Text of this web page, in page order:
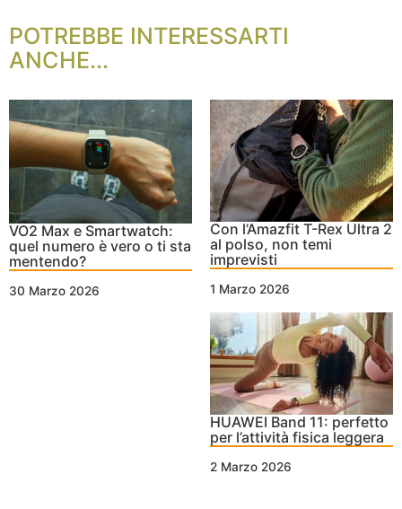
POTREBBE INTERESSARTI
ANCHE...
VO2 Max e Smartwatch:
quel numero è vero o ti sta
mentendo?
30 Marzo 2026
Con l’Amazfit T-Rex Ultra 2
al polso, non temi
imprevisti
1 Marzo 2026
HUAWEI Band 11: perfetto
per l’attività fisica leggera
2 Marzo 2026